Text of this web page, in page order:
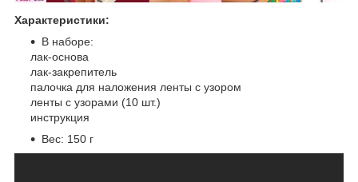
Характеристики:
В наборе:
лак-основа
лак-закрепитель
палочка для наложения ленты с узором
ленты с узорами (10 шт.)
инструкция
Вес: 150 г